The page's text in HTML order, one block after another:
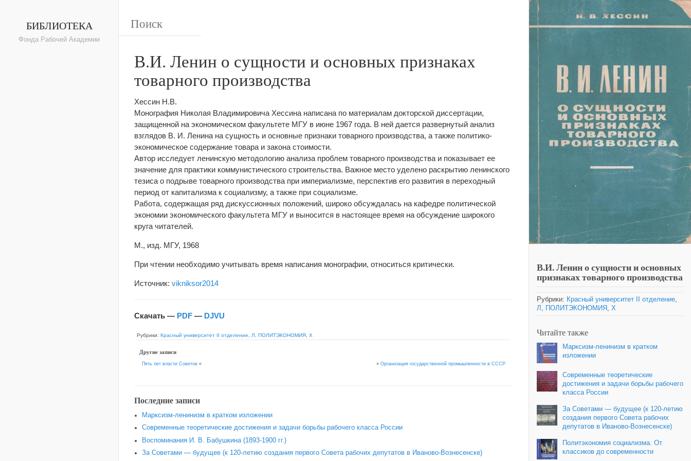
БИБЛИОТЕКА
Фонда Рабочей Академии
В.И. Ленин о сущности и основных признаках
товарного производства
Хессин Н.В.
Монография Николая Владимировича Хессина написана по материалам докторской диссертации,
защищенной на экономическом факультете МГУ в июне 1967 года. В ней дается развернутый анализ
взглядов В. И. Ленина на сущность и основные признаки товарного производства, а также политико-
экономическое содержание товара и закона стоимости.
Автор исследует ленинскую методологию анализа проблем товарного производства и показывает ее
значение для практики коммунистического строительства. Важное место уделено раскрытию ленинского
тезиса о подрыве товарного производства при империализме, перспектив его развития в переходный
период от капитализма к социализму, а также при социализме.
Работа, содержащая ряд дискуссионных положений, широко обсуждалась на кафедре политической
экономии экономического факультета МГУ и выносится в настоящее время на обсуждение широкого
круга читателей.
М., изд. МГУ, 1968
При чтении необходимо учитывать время написания монографии, относиться критически.
Источник: vikniksor2014
Скачать — PDF — DJVU
Рубрики: Красный университет II отделение Л ПОЛИТЭКОНОМИЯ Х
Другие записи
Пять лет власти Советов « » Организация государственной промышленности в СССР
Последние записи
Марксизм-ленинизм в кратком изложении
Современные теоретические достижения и задачи борьбы рабочего класса России
Воспоминания И. В. Бабушкина (1893-1900 гг.)
За Советами — будущее (к 120‑летию создания первого Совета рабочих депутатов в Иваново‑Вознесенске)
В.И. Ленин о сущности и основных
признаках товарного производства
Рубрики: Красный университет II отделение
Л
ПОЛИТЭКОНОМИЯ Х
Читайте также
Марксизм-ленинизм в кратком
изложении
Современные теоретические
достижения и задачи борьбы рабочего
класса России
За Советами — будущее (к 120‑летию
создания первого Совета рабочих
депутатов в Иваново‑Вознесенске)
Политэкономия социализма. От
классиков до современности